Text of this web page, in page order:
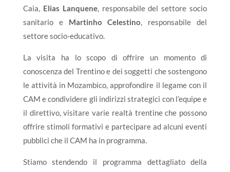
Caia, Elias Lanquene, responsabile del settore socio
sanitario e Martinho Celestino, responsabile del
settore socio-educativo.
La visita ha lo scopo di offrire un momento di
conoscenza del Trentino e dei soggetti che sostengono
le attività in Mozambico, approfondire il legame con il
CAM e condividere gli indirizzi strategici con l’equipe e
il direttivo, visitare varie realtà trentine che possono
offrire stimoli formativi e partecipare ad alcuni eventi
pubblici che il CAM ha in programma.
Stiamo stendendo il programma dettagliato della